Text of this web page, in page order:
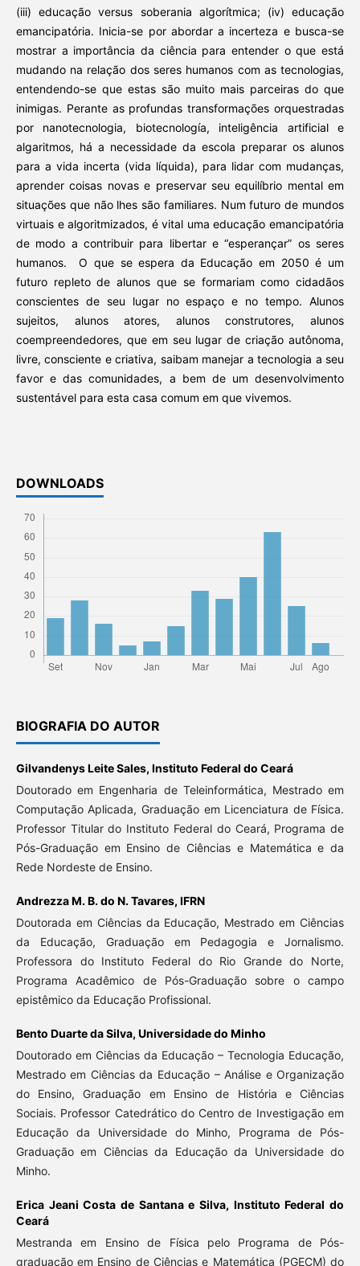
(iii) educação versus soberania algorítmica; (iv) educação
emancipatória. Inicia-se por abordar a incerteza e busca-se
mostrar a importância da ciência para entender o que está
mudando na relação dos seres humanos com as tecnologias,
entendendo-se que estas são muito mais parceiras do que
inimigas. Perante as profundas transformações orquestradas
por nanotecnologia, biotecnología, inteligência artificial e
algaritmos, há a necessidade da escola preparar os alunos
para a vida incerta (vida líquida), para lidar com mudanças,
aprender coisas novas e preservar seu equilíbrio mental em
situações que não lhes são familiares. Num futuro de mundos
virtuais e algoritmizados, é vital uma educação emancipatória
de modo a contribuir para libertar e “esperançar” os seres
humanos. O que se espera da Educação em 2050 é um
futuro repleto de alunos que se formariam como cidadãos
conscientes de seu lugar no espaço e no tempo. Alunos
sujeitos, alunos atores, alunos construtores, alunos
coempreendedores, que em seu lugar de criação autônoma,
livre, consciente e criativa, saibam manejar a tecnologia a seu
favor e das comunidades, a bem de um desenvolvimento
sustentável para esta casa comum em que vivemos.
DOWNLOADS
BIOGRAFIA DO AUTOR
Gilvandenys Leite Sales, Instituto Federal do Ceará
Doutorado em Engenharia de Teleinformática, Mestrado em
Computação Aplicada, Graduação em Licenciatura de Física.
Professor Titular do Instituto Federal do Ceará, Programa de
Pós-Graduação em Ensino de Ciências e Matemática e da
Rede Nordeste de Ensino.
Andrezza M. B. do N. Tavares, IFRN
Doutorada em Ciências da Educação, Mestrado em Ciências
da Educação, Graduação em Pedagogia e Jornalismo.
Professora do Instituto Federal do Rio Grande do Norte,
Programa Acadêmico de Pós-Graduação sobre o campo
epistêmico da Educação Profissional.
Bento Duarte da Silva, Universidade do Minho
Doutorado em Ciências da Educação – Tecnologia Educação,
Mestrado em Ciências da Educação – Análise e Organização
do Ensino, Graduação em Ensino de História e Ciências
Sociais. Professor Catedrático do Centro de Investigação em
Educação da Universidade do Minho, Programa de Pós-
Graduação em Ciências da Educação da Universidade do
Minho.
Erica Jeani Costa de Santana e Silva, Instituto Federal do
Ceará
Mestranda em Ensino de Física pelo Programa de Pós-
graduação em Ensino de Ciências e Matemática (PGECM) do